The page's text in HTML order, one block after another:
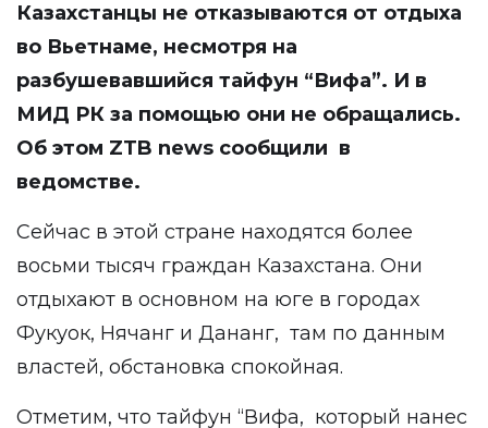
Казахстанцы не отказываются от отдыха
во Вьетнаме, несмотря на
разбушевавшийся тайфун “Вифа”. И в
МИД РК за помощью они не обращались.
Об этом ZTB news сообщили в
ведомстве.
Сейчас в этой стране находятся более
восьми тысяч граждан Казахстана. Они
отдыхают в основном на юге в городах
Фукуок, Нячанг и Дананг, там по данным
властей, обстановка спокойная.
Отметим, что тайфун “Вифа, который нанес